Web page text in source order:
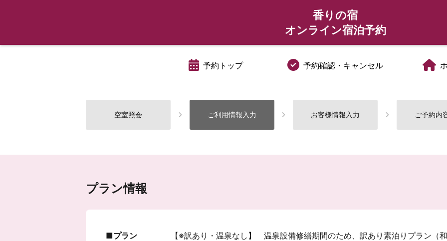
香りの宿
オンライン宿泊予約
予約トップ 予約確認・キャンセル
空室照会 ご利用情報入力 お客様情報入力 ご予約内
プラン情報
プラン
【※訳あり・温泉なし】 温泉設備修繕期間のため、訳あり素泊りプラン（